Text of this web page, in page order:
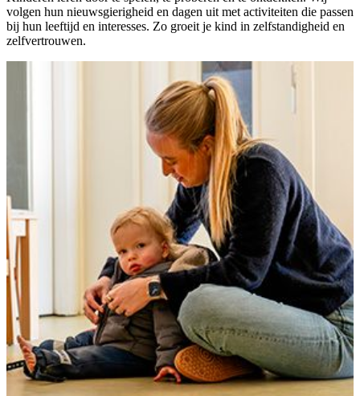
volgen hun nieuwsgierigheid en dagen uit met activiteiten die passen
bij hun leeftijd en interesses. Zo groeit je kind in zelfstandigheid en
zelfvertrouwen.